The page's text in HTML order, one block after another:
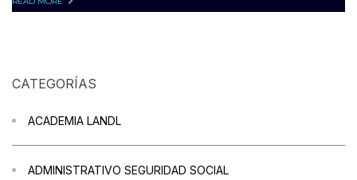
CATEGORÍAS
ACADEMIA LANDL
ADMINISTRATIVO SEGURIDAD SOCIAL